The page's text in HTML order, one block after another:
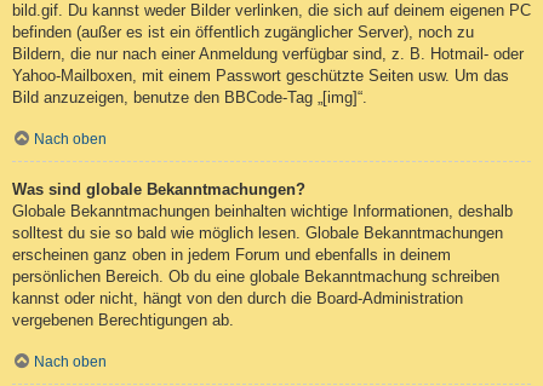
bild.gif. Du kannst weder Bilder verlinken, die sich auf deinem eigenen PC
befinden (außer es ist ein öffentlich zugänglicher Server), noch zu
Bildern, die nur nach einer Anmeldung verfügbar sind, z. B. Hotmail- oder
Yahoo-Mailboxen, mit einem Passwort geschützte Seiten usw. Um das
Bild anzuzeigen, benutze den BBCode-Tag „[img]“.
Nach oben
Was sind globale Bekanntmachungen?
Globale Bekanntmachungen beinhalten wichtige Informationen, deshalb
solltest du sie so bald wie möglich lesen. Globale Bekanntmachungen
erscheinen ganz oben in jedem Forum und ebenfalls in deinem
persönlichen Bereich. Ob du eine globale Bekanntmachung schreiben
kannst oder nicht, hängt von den durch die Board-Administration
vergebenen Berechtigungen ab.
Nach oben